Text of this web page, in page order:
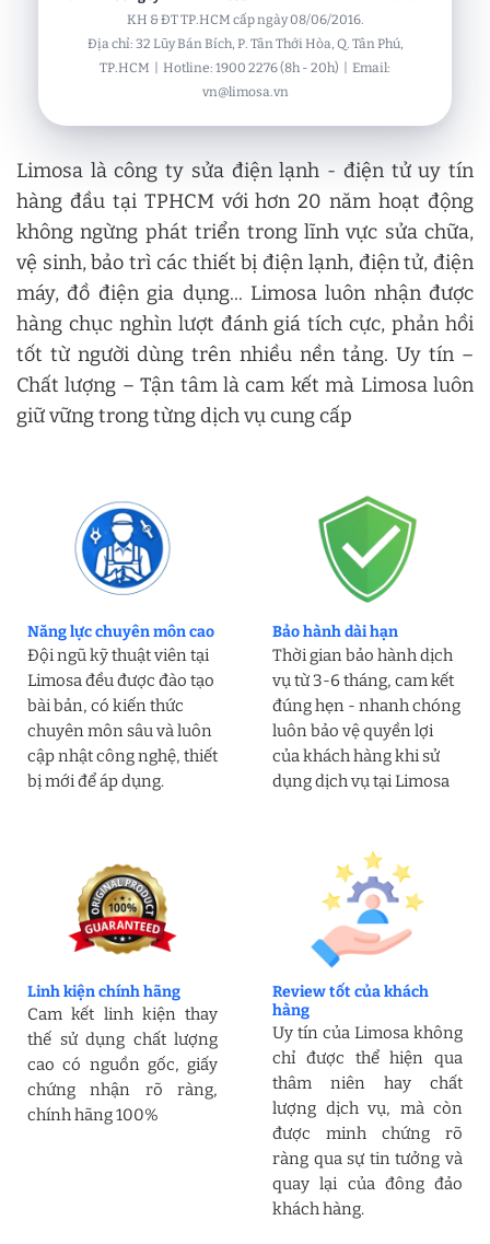
KH & ĐT TP.HCM cấp ngày 08/06/2016.
Địa chỉ: 32 Lũy Bán Bích, P. Tân Thới Hòa, Q. Tân Phú,
TP.HCM | Hotline: 1900 2276 (8h - 20h) | Email:
vn@limosa.vn
Limosa là công ty sửa điện lạnh - điện tử uy tín
hàng đầu tại TPHCM với hơn 20 năm hoạt động
không ngừng phát triển trong lĩnh vực sửa chữa,
vệ sinh, bảo trì các thiết bị điện lạnh, điện tử, điện
máy, đồ điện gia dụng... Limosa luôn nhận được
hàng chục nghìn lượt đánh giá tích cực, phản hồi
tốt từ người dùng trên nhiều nền tảng. Uy tín –
Chất lượng – Tận tâm là cam kết mà Limosa luôn
giữ vững trong từng dịch vụ cung cấp
Năng lực chuyên môn cao
Đội ngũ kỹ thuật viên tại
Limosa đều được đào tạo
bài bản, có kiến thức
chuyên môn sâu và luôn
cập nhật công nghệ, thiết
bị mới để áp dụng.
Bảo hành dài hạn
Thời gian bảo hành dịch
vụ từ 3-6 tháng, cam kết
đúng hẹn - nhanh chóng
luôn bảo vệ quyền lợi
của khách hàng khi sử
dụng dịch vụ tại Limosa
Linh kiện chính hãng
Cam kết linh kiện thay
thế sử dụng chất lượng
cao có nguồn gốc, giấy
chứng nhận rõ ràng,
chính hãng 100%
Review tốt của khách
hàng
Uy tín của Limosa không
chỉ được thể hiện qua
thâm niên hay chất
lượng dịch vụ, mà còn
được minh chứng rõ
ràng qua sự tin tưởng và
quay lại của đông đảo
khách hàng.